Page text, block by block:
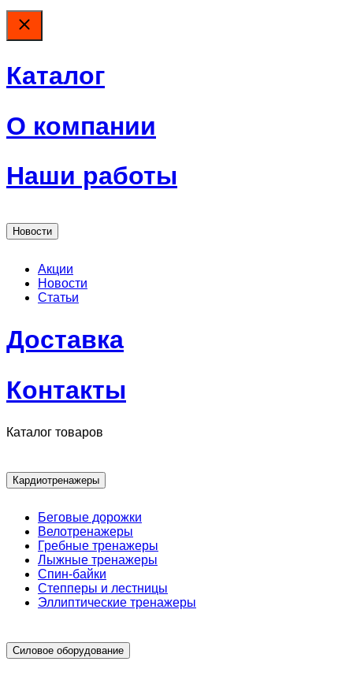
Каталог
О компании
Наши работы
Новости
Акции
Новости
Статьи
Доставка
Контакты
Каталог товаров
Кардиотренажеры
Беговые дорожки
Велотренажеры
Гребные тренажеры
Лыжные тренажеры
Спин-байки
Степперы и лестницы
Эллиптические тренажеры
Силовое оборудование